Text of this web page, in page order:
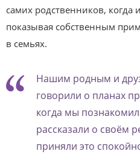
самих родственников,
показывая собственным
в семьях.
Нашим родным и
говорили о планах
когда мы
рассказали о своём
приняли это